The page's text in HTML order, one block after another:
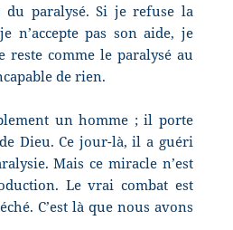
paralysé. Si je refuse la
n’accepte pas son aide, je
reste comme le paralysé au
de rien.
un homme ; il porte
Dieu. Ce jour-là, il a guéri
Mais ce miracle n’est
Le vrai combat est
C’est là que nous avons